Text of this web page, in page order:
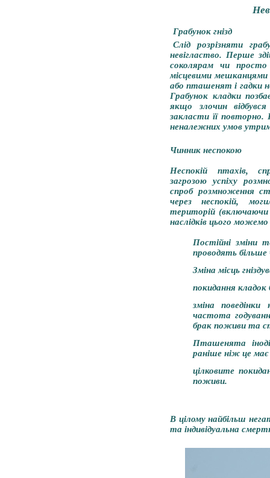
Грабунок гнізд
Слід розрізняти
невігластво. Перше
соколярам чи
місцевими
або пташенят і гадки
Грабунок кладки
якщо злочин
закласти її
неналежних умов
Чинник неспокою
Неспокій птахів,
загрозою успіху
спроб розмноження
через неспокій,
територій (включаючи
наслідків цього
Постійні зміни
проводять
Зміна місць
покидання кладок
зміна
частота
брак поживи та
Пташенята
раніше ніж це
цілковите
поживи.
В цілому найбільш
та індивідуальна